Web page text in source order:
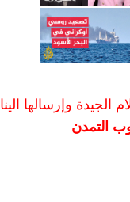
الجيدة وإرسالها الينا
التمدن